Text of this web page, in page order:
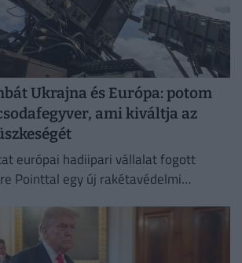
Ukrajna és Európa: potom
ami kiváltja az
európai hadiipari vállalat fogott
Pointtal egy új rakétavédelmi